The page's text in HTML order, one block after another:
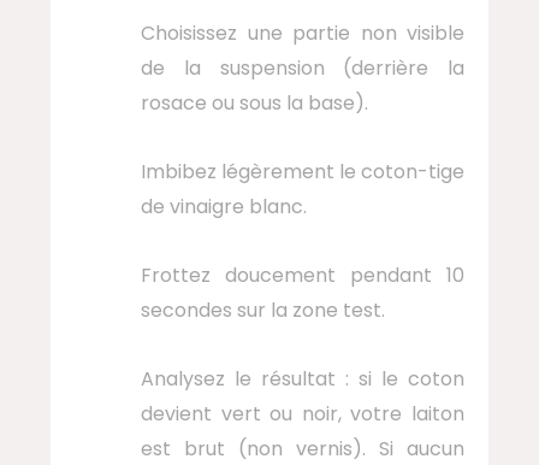
Choisissez une partie non visible
de la suspension (derrière la
rosace ou sous la base).
Imbibez légèrement le coton-tige
de vinaigre blanc.
Frottez doucement pendant 10
secondes sur la zone test.
Analysez le résultat : si le coton
devient vert ou noir, votre laiton
est brut (non vernis). Si aucun